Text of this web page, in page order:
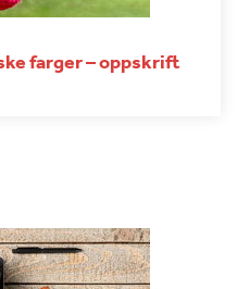
farger – oppskrift